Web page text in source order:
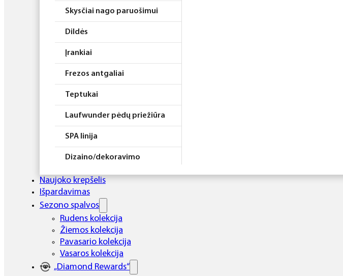
Skysčiai nago paruošimui
Dildės
Įrankiai
Frezos antgaliai
Teptukai
Laufwunder pėdų priežiūra
SPA linija
Dizaino/dekoravimo
Elektros prietaisai
Higiena
Atributika
Rinkiniai
Naujoko krepšelis
Išpardavimas
Sezono spalvos
Rudens kolekcija
Žiemos kolekcija
Pavasario kolekcija
Vasaros kolekcija
„Diamond Rewards“